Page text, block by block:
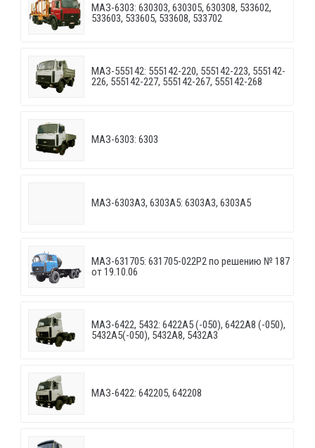
МАЗ-6303: 630303, 630305, 630308, 533602,
533603, 533605, 533608, 533702
МАЗ-555142: 555142-220, 555142-223, 555142-
226, 555142-227, 555142-267, 555142-268
МАЗ-6303: 6303
МАЗ-6303A3, 6303A5: 6303A3, 6303A5
МАЗ-631705: 631705-022P2 по решению № 187
от 19.10.06
МАЗ-6422, 5432: 6422A5 (-050), 6422A8 (-050),
5432A5(-050), 5432A8, 5432A3
МАЗ-6422: 642205, 642208